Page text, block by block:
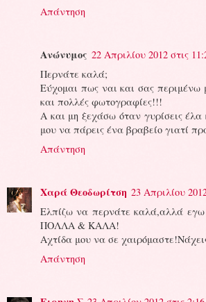
Απάντηση
Ανώνυμος 22 Απριλίου 2012 στις
Περνάτε καλά;
Εύχομαι πως ναι και σας περιμένω
και πολλές φωτογραφίες!!!
Α και μη ξεχάσω όταν γυρίσεις έλα
μου να πάρεις ένα βραβείο γιατί
Απάντηση
Χαρά Θεοδωρίτση 23 Απριλίου
Ελπίζω να περνάτε καλά,αλλά
ΠΟΛΛΑ & ΚΑΛΑ!
Αχτίδα μου να σε
Απάντηση